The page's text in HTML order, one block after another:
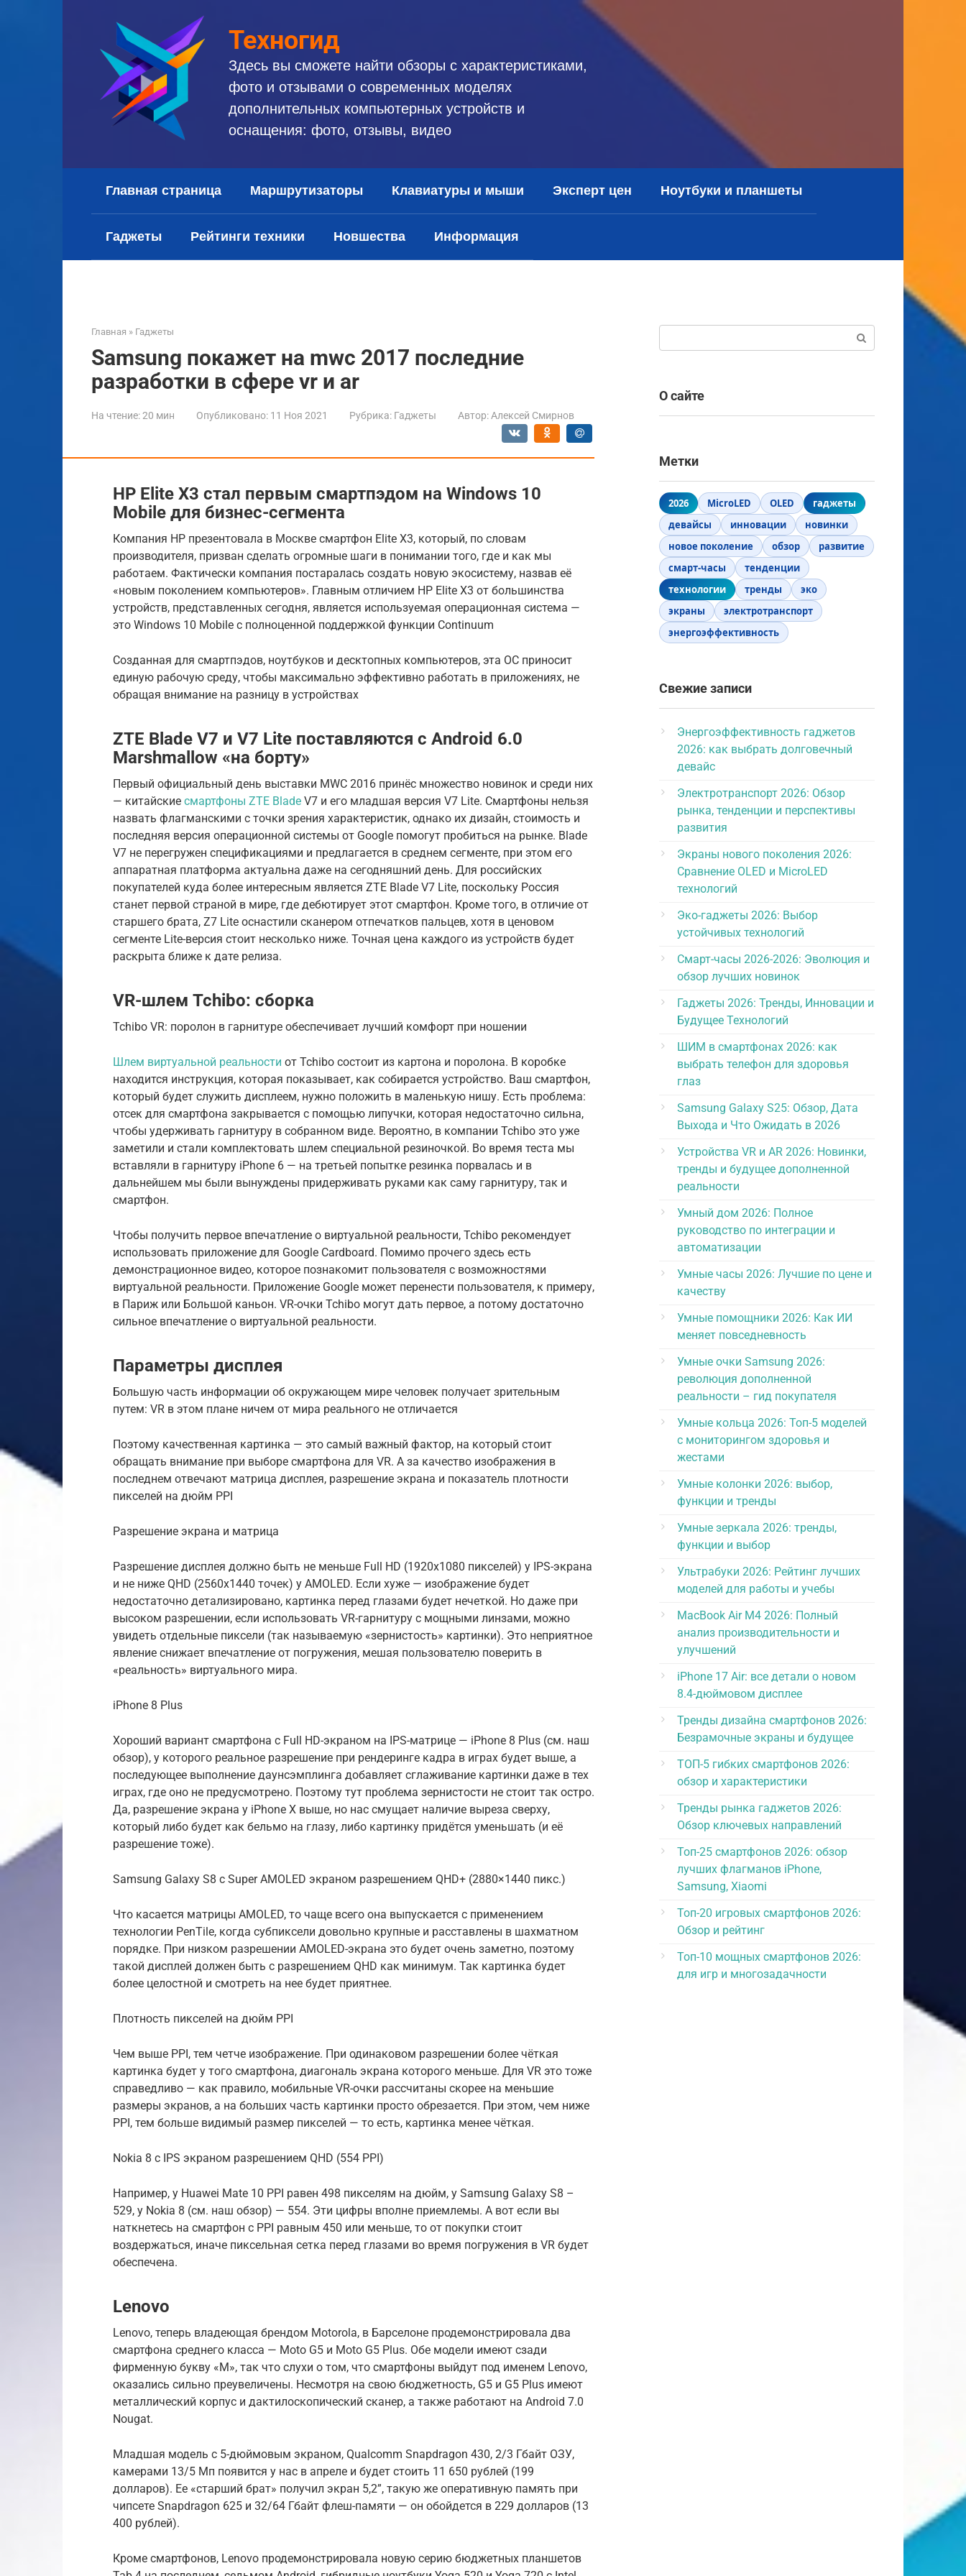
Техногид
Здесь вы сможете найти обзоры с характеристиками,
фото и отзывами о современных моделях
дополнительных компьютерных устройств и
оснащения: фото, отзывы, видео
Главная страница Маршрутизаторы Клавиатуры и мыши Эксперт цен Ноутбуки и планшеты
Гаджеты Рейтинги техники Новшества Информация
Главная » Гаджеты
Samsung покажет на mwc 2017 последние
разработки в сфере vr и ar
На чтение:20 мин Опубликовано: 11 Ноя 2021 Рубрика: Гаджеты Автор: Алексей Смирнов
HP Elite X3 стал первым смартпэдом на Windows 10
Mobile для бизнес-сегмента
Компания HP презентовала в Москве смартфон Elite X3, который, по словам
производителя, призван сделать огромные шаги в понимании того, где и как мы
работаем. Фактически компания постаралась создать новую экосистему, назвав её
«новым поколением компьютеров». Главным отличием HP Elite X3 от большинства
устройств, представленных сегодня, является используемая операционная система —
это Windows 10 Mobile с полноценной поддержкой функции Continuum
Созданная для смартпэдов, ноутбуков и десктопных компьютеров, эта ОС приносит
единую рабочую среду, чтобы максимально эффективно работать в приложениях, не
обращая внимание на разницу в устройствах
ZTE Blade V7 и V7 Lite поставляются с Android 6.0
Marshmallow «на борту»
Первый официальный день выставки MWC 2016 принёс множество новинок и среди них
— китайские смартфоны ZTE Blade V7 и его младшая версия V7 Lite. Смартфоны нельзя
назвать флагманскими с точки зрения характеристик, однако их дизайн, стоимость и
последняя версия операционной системы от Google помогут пробиться на рынке. Blade
V7 не перегружен спецификациями и предлагается в среднем сегменте, при этом его
аппаратная платформа актуальна даже на сегодняшний день. Для российских
покупателей куда более интересным является ZTE Blade V7 Lite, поскольку Россия
станет первой страной в мире, где дебютирует этот смартфон. Кроме того, в отличие от
старшего брата, Z7 Lite оснастили сканером отпечатков пальцев, хотя в ценовом
сегменте Lite-версия стоит несколько ниже. Точная цена каждого из устройств будет
раскрыта ближе к дате релиза.
VR-шлем Tchibo: сборка
Tchibo VR: поролон в гарнитуре обеспечивает лучший комфорт при ношении
Шлем виртуальной реальности от Tchibo состоит из картона и поролона. В коробке
находится инструкция, которая показывает, как собирается устройство. Ваш смартфон,
который будет служить дисплеем, нужно положить в маленькую нишу. Есть проблема:
отсек для смартфона закрывается с помощью липучки, которая недостаточно сильна,
чтобы удерживать гарнитуру в собранном виде. Вероятно, в компании Tchibo это уже
заметили и стали комплектовать шлем специальной резиночкой. Во время теста мы
вставляли в гарнитуру iPhone 6 — на третьей попытке резинка порвалась и в
дальнейшем мы были вынуждены придерживать руками как саму гарнитуру, так и
смартфон.
Чтобы получить первое впечатление о виртуальной реальности, Tchibo рекомендует
использовать приложение для Google Cardboard. Помимо прочего здесь есть
демонстрационное видео, которое познакомит пользователя с возможностями
виртуальной реальности. Приложение Google может перенести пользователя, к примеру,
в Париж или Большой каньон. VR-очки Tchibo могут дать первое, а потому достаточно
сильное впечатление о виртуальной реальности.
Параметры дисплея
Большую часть информации об окружающем мире человек получает зрительным
путем: VR в этом плане ничем от мира реального не отличается
Поэтому качественная картинка — это самый важный фактор, на который стоит
обращать внимание при выборе смартфона для VR. А за качество изображения в
последнем отвечают матрица дисплея, разрешение экрана и показатель плотности
пикселей на дюйм PPI
Разрешение экрана и матрица
Разрешение дисплея должно быть не меньше Full HD (1920х1080 пикселей) у IPS-экрана
и не ниже QHD (2560х1440 точек) у AMOLED. Если хуже — изображение будет
недостаточно детализировано, картинка перед глазами будет нечеткой. Но даже при
высоком разрешении, если использовать VR-гарнитуру с мощными линзами, можно
увидеть отдельные пиксели (так называемую «зернистость» картинки). Это неприятное
явление снижает впечатление от погружения, мешая пользователю поверить в
«реальность» виртуального мира.
iPhone 8 Plus
Хороший вариант смартфона с Full HD-экраном на IPS-матрице — iPhone 8 Plus (см. наш
обзор), у которого реальное разрешение при рендеринге кадра в играх будет выше, а
последующее выполнение даунсэмплинга добавляет сглаживание картинки даже в тех
играх, где оно не предусмотрено. Поэтому тут проблема зернистости не стоит так остро.
Да, разрешение экрана у iPhone X выше, но нас смущает наличие выреза сверху,
который либо будет как бельмо на глазу, либо картинку придётся уменьшать (и её
разрешение тоже).
Samsung Galaxy S8 с Super AMOLED экраном разрешением QHD+ (2880×1440 пикс.)
Что касается матрицы AMOLED, то чаще всего она выпускается с применением
технологии PenTile, когда субпиксели довольно крупные и расставлены в шахматном
порядке. При низком разрешении AMOLED-экрана это будет очень заметно, поэтому
такой дисплей должен быть с разрешением QHD как минимум. Так картинка будет
более целостной и смотреть на нее будет приятнее.
Плотность пикселей на дюйм PPI
Чем выше PPI, тем четче изображение. При одинаковом разрешении более чёткая
картинка будет у того смартфона, диагональ экрана которого меньше. Для VR это тоже
справедливо — как правило, мобильные VR-очки рассчитаны скорее на меньшие
размеры экранов, а на больших часть картинки просто обрезается. При этом, чем ниже
PPI, тем больше видимый размер пикселей — то есть, картинка менее чёткая.
Nokia 8 с IPS экраном разрешением QHD (554 PPI)
Например, у Huawei Mate 10 PPI равен 498 пикселям на дюйм, у Samsung Galaxy S8 –
529, у Nokia 8 (см. наш обзор) — 554. Эти цифры вполне приемлемы. А вот если вы
наткнетесь на смартфон c PPI равным 450 или меньше, то от покупки стоит
воздержаться, иначе пиксельная сетка перед глазами во время погружения в VR будет
обеспечена.
Lenovo
Lenovo, теперь владеющая брендом Motorola, в Барселоне продемонстрировала два
смартфона среднего класса — Moto G5 и Moto G5 Plus. Обе модели имеют сзади
фирменную букву «М», так что слухи о том, что смартфоны выйдут под именем Lenovo,
оказались сильно преувеличены. Несмотря на свою бюджетность, G5 и G5 Plus имеют
металлический корпус и дактилоскопический сканер, а также работают на Android 7.0
Nougat.
Младшая модель с 5-дюймовым экраном, Qualcomm Snapdragon 430, 2/3 Гбайт ОЗУ,
камерами 13/5 Мп появится у нас в апреле и будет стоить 11 650 рублей (199
долларов). Ее «старший брат» получил экран 5,2”, такую же оперативную память при
чипсете Snapdragon 625 и 32/64 Гбайт флеш-памяти — он обойдется в 229 долларов (13
400 рублей).
Кроме смартфонов, Lenovo продемонстрировала новую серию бюджетных планшетов
О сайте
Метки
2026 MicroLED OLED
гаджеты
девайсы
инновации
новинки
новое поколение
обзор
развитие
смарт-часы
тенденции
технологии
тренды
эко
экраны
электротранспорт
энергоэффективность
Свежие записи
Энергоэффективность гаджетов
2026: как выбрать долговечный
девайс
Электротранспорт 2026: Обзор
рынка, тенденции и перспективы
развития
Экраны нового поколения 2026:
Сравнение OLED и MicroLED
технологий
Эко-гаджеты 2026: Выбор
устойчивых технологий
Смарт-часы 2026-2026: Эволюция и
обзор лучших новинок
Гаджеты 2026: Тренды, Инновации и
Будущее Технологий
ШИМ в смартфонах 2026: как
выбрать телефон для здоровья
глаз
Samsung Galaxy S25: Обзор, Дата
Выхода и Что Ожидать в 2026
Устройства VR и AR 2026: Новинки,
тренды и будущее дополненной
реальности
Умный дом 2026: Полное
руководство по интеграции и
автоматизации
Умные часы 2026: Лучшие по цене и
качеству
Умные помощники 2026: Как ИИ
меняет повседневность
Умные очки Samsung 2026:
революция дополненной
реальности – гид покупателя
Умные кольца 2026: Топ-5 моделей
с мониторингом здоровья и
жестами
Умные колонки 2026: выбор,
функции и тренды
Умные зеркала 2026: тренды,
функции и выбор
Ультрабуки 2026: Рейтинг лучших
моделей для работы и учебы
MacBook Air M4 2026: Полный
анализ производительности и
улучшений
iPhone 17 Air: все детали о новом
8.4-дюймовом дисплее
Тренды дизайна смартфонов 2026:
Безрамочные экраны и будущее
ТОП-5 гибких смартфонов 2026:
обзор и характеристики
Тренды рынка гаджетов 2026:
Обзор ключевых направлений
Топ-25 смартфонов 2026: обзор
лучших флагманов iPhone,
Samsung, Xiaomi
Топ-20 игровых смартфонов 2026:
Обзор и рейтинг
Топ-10 мощных смартфонов 2026:
для игр и многозадачности